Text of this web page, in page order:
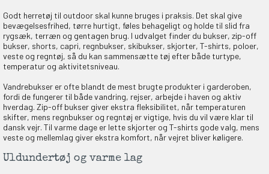
Godt herretøj til outdoor skal kunne bruges i praksis. Det skal give
bevægelsesfrihed, tørre hurtigt, føles behageligt og holde til slid fra
rygsæk, terræn og gentagen brug. I udvalget finder du bukser, zip-off
bukser, shorts, capri, regnbukser, skibukser, skjorter, T-shirts, poloer,
veste og regntøj, så du kan sammensætte tøj efter både turtype,
temperatur og aktivitetsniveau.
Vandrebukser er ofte blandt de mest brugte produkter i garderoben,
fordi de fungerer til både vandring, rejser, arbejde i haven og aktiv
hverdag. Zip-off bukser giver ekstra fleksibilitet, når temperaturen
skifter, mens regnbukser og regntøj er vigtige, hvis du vil være klar til
dansk vejr. Til varme dage er lette skjorter og T-shirts gode valg, mens
veste og mellemlag giver ekstra komfort, når vejret bliver køligere.
Uldundertøj og varme lag
om et gavekort på
om måneden